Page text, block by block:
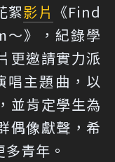
絮影片 《Find
》，紀錄學
更邀請實力派
唱主題曲，以
並肯定學生為
偶像獻聲，希
青年。